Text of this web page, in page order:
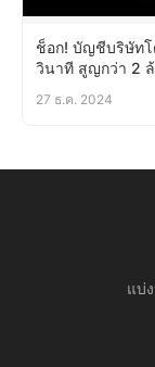
ช็อก! บัญชีบริษัท
วินาที สูญกว่า 2
27 ธ.ค. 2024
แบ่